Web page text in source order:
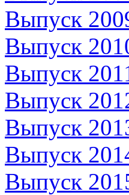
Выпуск
Выпуск
Выпуск
Выпуск
Выпуск
Выпуск
Выпуск